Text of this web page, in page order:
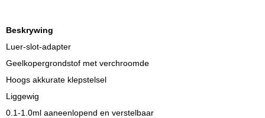
Beskrywing
Luer-slot-adapter
Geelkopergrondstof met verchroomde
Hoogs akkurate klepstelsel
Liggewig
0.1-1.0ml aaneenlopend en verstelbaar